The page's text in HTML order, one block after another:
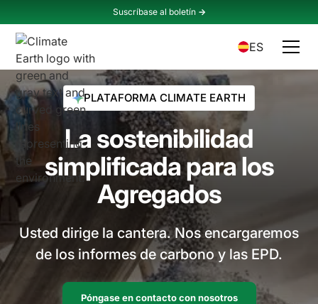
Suscríbase al boletín ->
ES
PLATAFORMA CLIMATE EARTH
La sostenibilidad
simplificada para los
Agregados
Usted dirige la cantera. Nos encargaremos
de los informes de carbono y las EPD.
Póngase en contacto con nosotros